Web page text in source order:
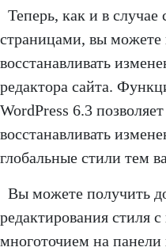
Теперь, как и в
страницами, вы можете
восстанавливать
редактора сайта.
WordPress 6.3
восстанавливать
глобальные стили тем
Вы можете получить
редактирования стиля
многоточием на панели